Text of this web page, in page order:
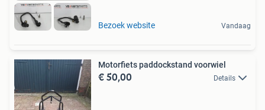
Bezoek website Vandaag
Motorfiets paddockstand voorwiel
€ 50,00 Details